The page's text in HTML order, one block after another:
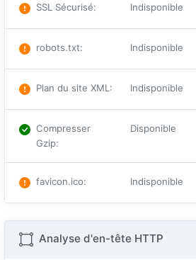
SSL Sécurisé: Indisponible
robots.txt: Indisponible
Plan du site XML : Indisponible
Compresser
Gzip:
Disponible
favicon.ico: Indisponible
Analyse d'en-tête HTTP